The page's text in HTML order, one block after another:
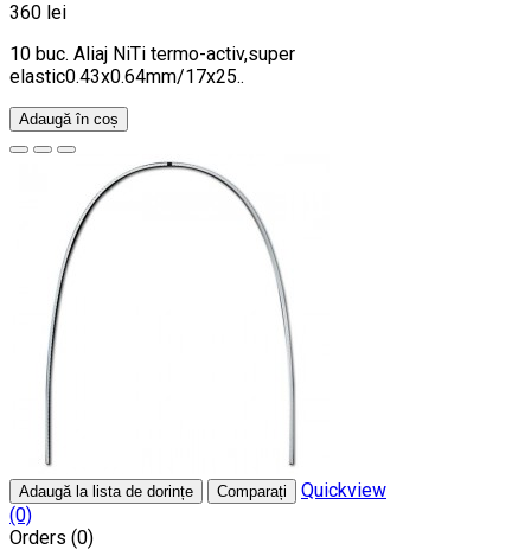
360 lei
10 buc. Aliaj NiTi termo-activ,super
elastic0.43x0.64mm/17x25..
Adaugă în coș
Adaugă la lista de dorințe Comparați
Quickview
(0)
Orders (0)